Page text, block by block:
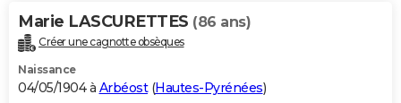
Marie LASCURETTES (86 ans)
Créer une cagnotte obsèques
Naissance
04/05/1904 à Arbéost(Hautes-Pyrénées)